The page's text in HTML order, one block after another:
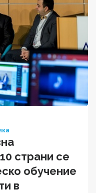
страни се
обучение
в